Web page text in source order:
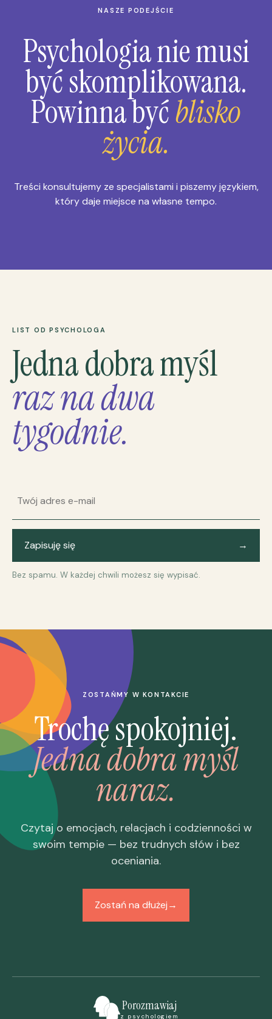
NASZE PODEJŚCIE
Psychologia nie musi
być skomplikowana.
Powinna byćblisko
życia.
Treści konsultujemy ze specjalistami i piszemy językiem,
który daje miejsce na własne tempo.
LIST OD PSYCHOLOGA
Jedna dobra myśl
raz na dwa
tygodnie.
Zapisuję się →
Bez spamu. W każdej chwili możesz się wypisać.
ZOSTAŃMY W KONTAKCIE
Trochę spokojniej.
Jedna dobra myśl
naraz.
Czytaj o emocjach, relacjach i codzienności w
swoim tempie — bez trudnych słów i bez
oceniania.
Zostań na dłużej→
Porozmawiaj
z psychologiem